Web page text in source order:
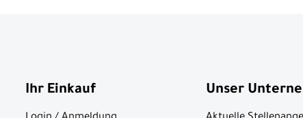
Ihr Einkauf Unser